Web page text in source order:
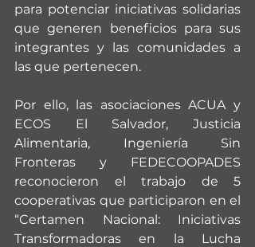
para potenciar iniciativas solidarias
que generen beneficios para sus
integrantes y las comunidades a
las que pertenecen.
Por ello, las asociaciones ACUA y
ECOS El Salvador, Justicia
Alimentaria, Ingeniería Sin
Fronteras y FEDECOOPADES
reconocieron el trabajo de 5
cooperativas que participaron en el
“Certamen Nacional: Iniciativas
Transformadoras en la Lucha